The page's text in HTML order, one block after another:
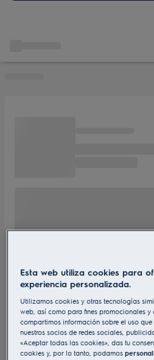
Esta web utiliza cookies para
experiencia personalizada.
Utilizamos cookies y otras tecnologías
web, así como para fines promocionales y
compartimos información sobre el uso
nuestros socios de redes sociales,
«Aceptar todas las cookies», das tu
cookies y, por lo tanto, podamos